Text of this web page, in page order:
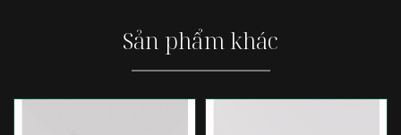
Sản phẩm khác